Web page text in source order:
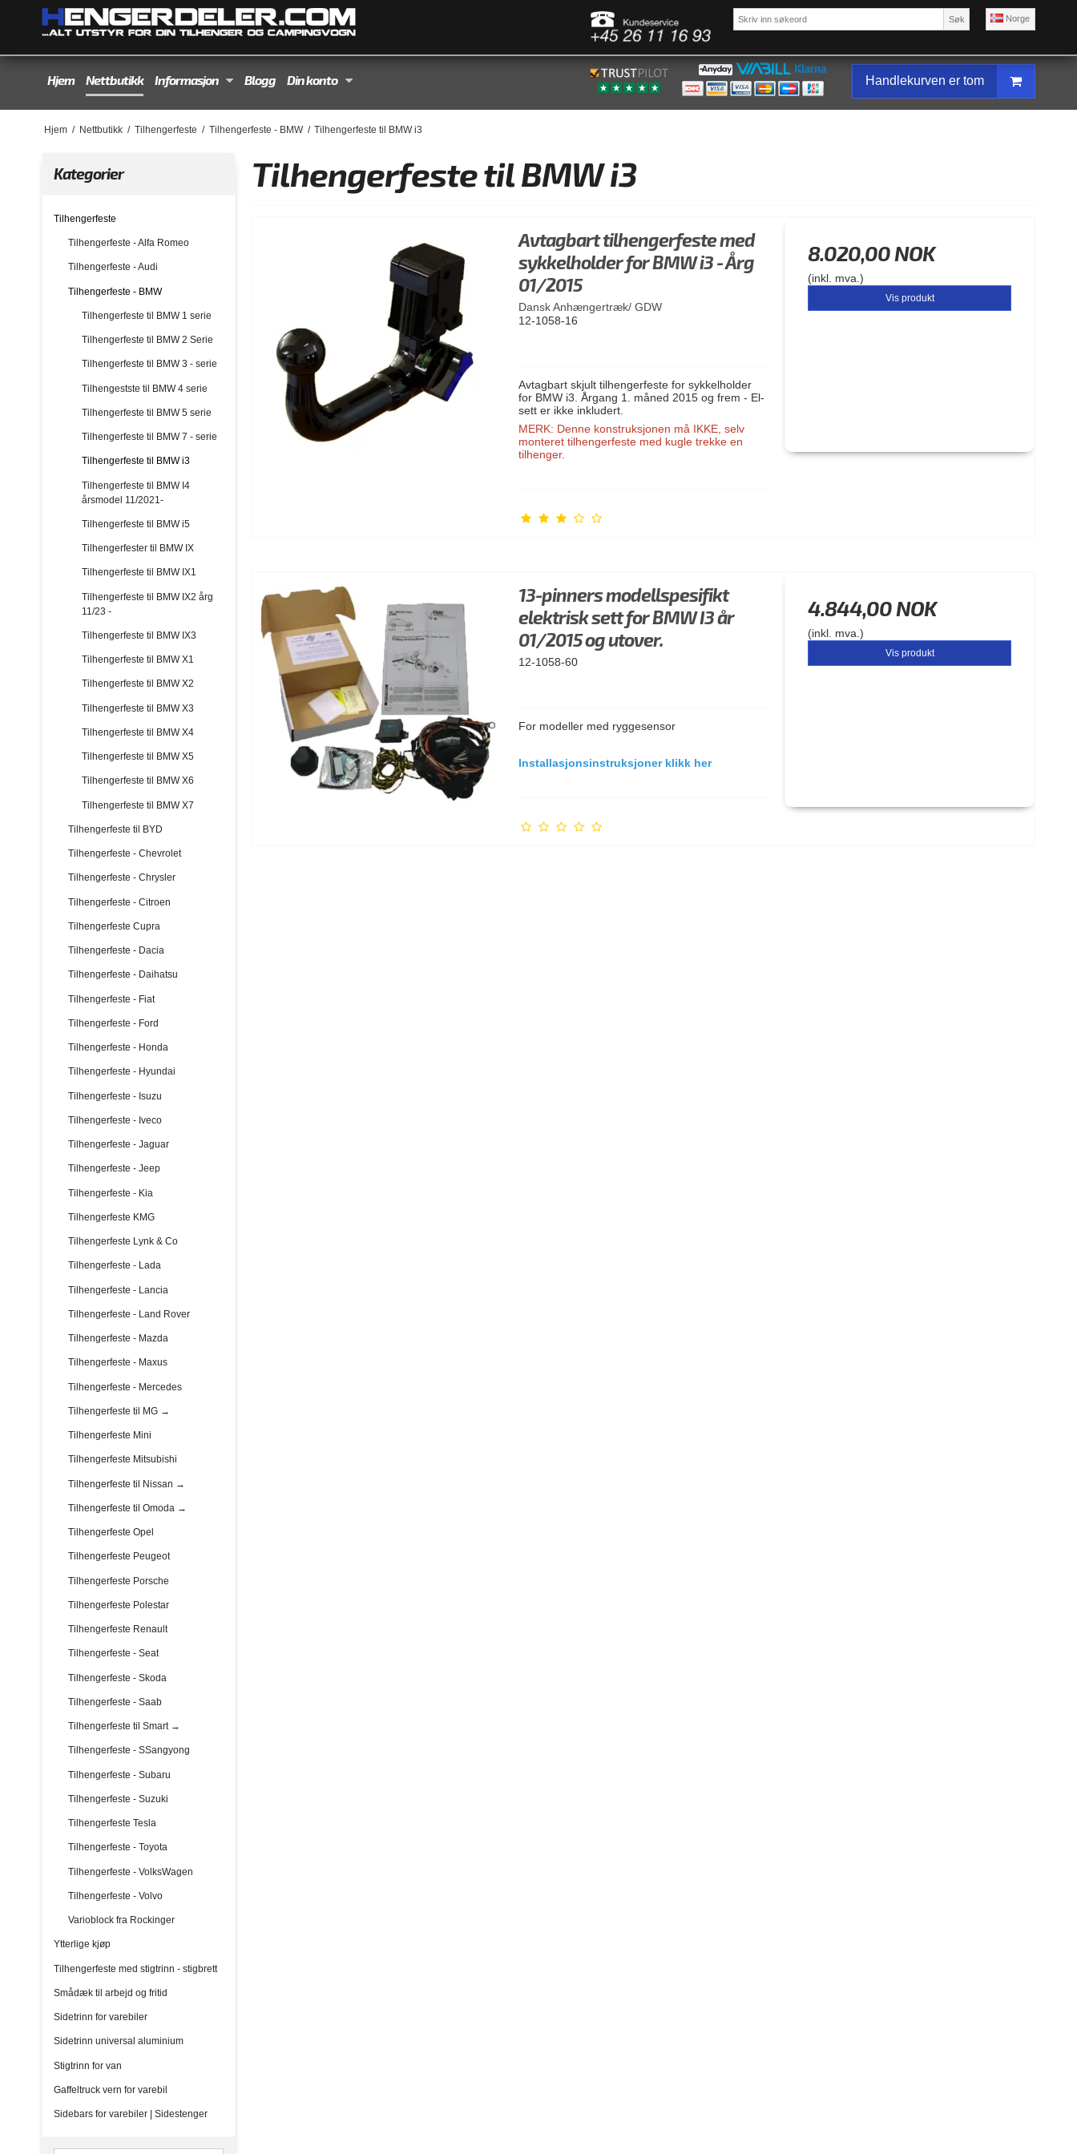
Norge
Søk
Hjem Nettbutikk Informasjon Blogg Din konto Handlekurven er tom
Hjem / Nettbutikk / Tilhengerfeste / Tilhengerfeste - BMW / Tilhengerfeste til BMW i3
Kategorier
Tilhengerfeste
Tilhengerfeste - Alfa Romeo
Tilhengerfeste - Audi
Tilhengerfeste - BMW
Tilhengerfeste til BMW 1 serie
Tilhengerfeste til BMW 2 Serie
Tilhengerfeste til BMW 3 - serie
Tilhengestste til BMW 4 serie
Tilhengerfeste til BMW 5 serie
Tilhengerfeste til BMW 7 - serie
Tilhengerfeste til BMW i3
Tilhengerfeste til BMW I4
årsmodel 11/2021-
Tilhengerfeste til BMW i5
Tilhengerfester til BMW IX
Tilhengerfeste til BMW IX1
Tilhengerfeste til BMW IX2 årg
11/23 -
Tilhengerfeste til BMW IX3
Tilhengerfeste til BMW X1
Tilhengerfeste til BMW X2
Tilhengerfeste til BMW X3
Tilhengerfeste til BMW X4
Tilhengerfeste til BMW X5
Tilhengerfeste til BMW X6
Tilhengerfeste til BMW X7
Tilhengerfeste til BYD
Tilhengerfeste - Chevrolet
Tilhengerfeste - Chrysler
Tilhengerfeste - Citroen
Tilhengerfeste Cupra
Tilhengerfeste - Dacia
Tilhengerfeste - Daihatsu
Tilhengerfeste - Fiat
Tilhengerfeste - Ford
Tilhengerfeste - Honda
Tilhengerfeste - Hyundai
Tilhengerfeste - Isuzu
Tilhengerfeste - Iveco
Tilhengerfeste - Jaguar
Tilhengerfeste - Jeep
Tilhengerfeste - Kia
Tilhengerfeste KMG
Tilhengerfeste Lynk & Co
Tilhengerfeste - Lada
Tilhengerfeste - Lancia
Tilhengerfeste - Land Rover
Tilhengerfeste - Mazda
Tilhengerfeste - Maxus
Tilhengerfeste - Mercedes
Tilhengerfeste til MG →
Tilhengerfeste Mini
Tilhengerfeste Mitsubishi
Tilhengerfeste til Nissan →
Tilhengerfeste til Omoda →
Tilhengerfeste Opel
Tilhengerfeste Peugeot
Tilhengerfeste Porsche
Tilhengerfeste Polestar
Tilhengerfeste Renault
Tilhengerfeste - Seat
Tilhengerfeste - Skoda
Tilhengerfeste - Saab
Tilhengerfeste til Smart →
Tilhengerfeste - SSangyong
Tilhengerfeste - Subaru
Tilhengerfeste - Suzuki
Tilhengerfeste Tesla
Tilhengerfeste - Toyota
Tilhengerfeste - VolksWagen
Tilhengerfeste - Volvo
Varioblock fra Rockinger
Ytterlige kjøp
Tilhengerfeste med stigtrinn - stigbrett
Smådæk til arbejd og fritid
Sidetrinn for varebiler
Sidetrinn universal aluminium
Stigtrinn for van
Gaffeltruck vern for varebil
Sidebars for varebiler | Sidestenger
Tilhengerfeste til BMW i3
Avtagbart tilhengerfeste med
sykkelholder for BMW i3 - Årg
01/2015
Dansk Anhængertræk/ GDW
12-1058-16
Avtagbart skjult tilhengerfeste for sykkelholder
for BMW i3. Årgang 1. måned 2015 og frem - El-
sett er ikke inkludert.
MERK: Denne konstruksjonen må IKKE, selv
monteret tilhengerfeste med kugle trekke en
tilhenger.
8.020,00 NOK
(inkl. mva.)
Vis produkt
13-pinners modellspesifikt
elektrisk sett for BMW I3 år
01/2015 og utover.
12-1058-60
For modeller med ryggesensor
Installasjonsinstruksjoner klikk her
4.844,00 NOK
(inkl. mva.)
Vis produkt